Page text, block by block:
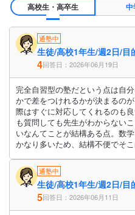
高校生・高卒生
通塾中
生徒/高校1年生/週2日/目
4回答日：2026年06月19日
完全自習型の塾だという点は自
かで差をつけれるかが決まるの
際はすぐに対応してくれるのも
も質問しても先生がわからない
いなんてことが結構ある点。数
かなり多いため、結構不便でそこ
通塾中
生徒/高校1年生/週2日/目
5回答日：2026年06月11日